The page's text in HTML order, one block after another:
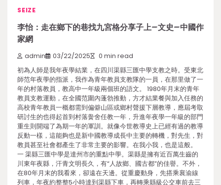
SEIZE
李怡：走在鄉下的巷找九宮格分享子上–文史–中國作
家網
admin 03/22/2025 0 min read
初為人師是我年夜學結業，在四川渠縣三匯中學支教之時。受東北
師范年夜學的指派，我作為青年教員支教隊的一員，在那里做了一
年的村落教員，教高中一年級兩個班的語文。 1980年月末的青年
教員支教運動，在全國范圍內蓬勃推動，方才結業餐與加入任務的
高校青年教員一概都需到偏僻山區或鄉村聲援下層教導，應屆考取
研討生的也得起首到村落黌舍任教一年，升進年夜學一年級的部門
重生則開端了為期一年的軍訓。就像今世教導史上已經有過的教導
反動一樣，這能夠也是新中國教導成長中主要的轉機，對先生，對
教員甚至社會都產生了非常主要的影響。在我小我，也是這般。
一 渠縣三匯中學是達州市的重點中學。渠縣是擁有近百萬生齒的
川東年夜縣，汗青文明長久，有“人故鄉、國古都”的佳譽。不外，
在80年月末的我看來，卻遠在天邊。從重慶動身，先搭乘襄渝線
列車，年夜約整整5小時達到渠縣下車，再轉乘縣級公交車前去三